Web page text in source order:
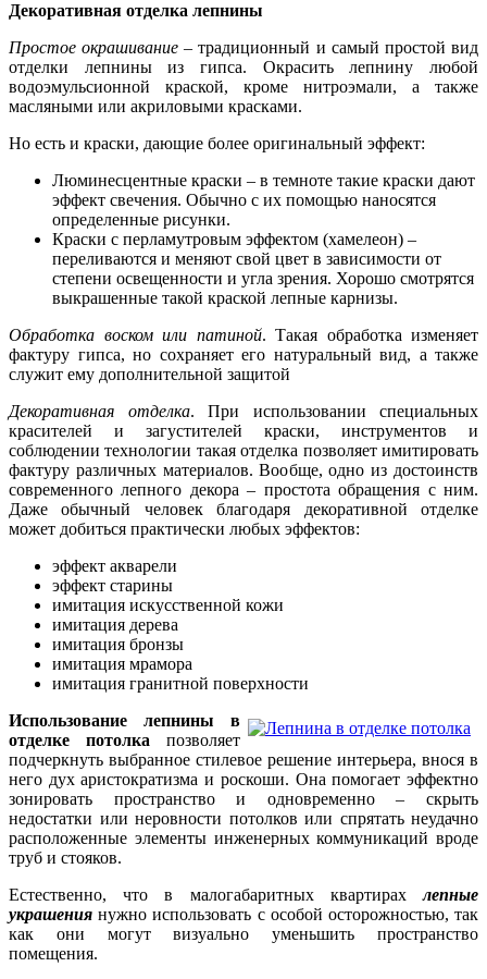
Декоративная отделка лепнины
Простое окрашивание – традиционный и самый простой вид
отделки лепнины из гипса. Окрасить лепнину любой
водоэмульсионной краской, кроме нитроэмали, а также
масляными или акриловыми красками.
Но есть и краски, дающие более оригинальный эффект:
Люминесцентные краски – в темноте такие краски дают
эффект свечения. Обычно с их помощью наносятся
определенные рисунки.
Краски с перламутровым эффектом (хамелеон) –
переливаются и меняют свой цвет в зависимости от
степени освещенности и угла зрения. Хорошо смотрятся
выкрашенные такой краской лепные карнизы.
Обработка воском или патиной. Такая обработка изменяет
фактуру гипса, но сохраняет его натуральный вид, а также
служит ему дополнительной защитой
Декоративная отделка. При использовании специальных
красителей и загустителей краски, инструментов и
соблюдении технологии такая отделка позволяет имитировать
фактуру различных материалов. Вообще, одно из достоинств
современного лепного декора – простота обращения с ним.
Даже обычный человек благодаря декоративной отделке
может добиться практически любых эффектов:
эффект акварели
эффект старины
имитация искусственной кожи
имитация дерева
имитация бронзы
имитация мрамора
имитация гранитной поверхности
Использование лепнины в
отделке потолка позволяет
подчеркнуть выбранное стилевое решение интерьера, внося в
него дух аристократизма и роскоши. Она помогает эффектно
зонировать пространство и одновременно – скрыть
недостатки или неровности потолков или спрятать неудачно
расположенные элементы инженерных коммуникаций вроде
труб и стояков.
Естественно, что в малогабаритных квартирахлепные
украшения нужно использовать с особой осторожностью, так
как они могут визуально уменьшить пространство
помещения.